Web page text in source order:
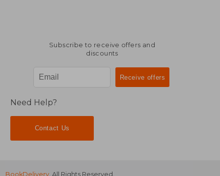
Subscribe to receive offers and
discounts
Need Help?
Contact Us
BookDelivery . All Rights Reserved.